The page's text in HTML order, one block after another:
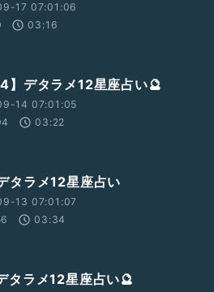
17 07:01:06
03:16
】デタラメ12星座占い🔮
14 07:01:05
03:22
タラメ12星座占い
13 07:01:07
03:34
タラメ12星座占い🔮